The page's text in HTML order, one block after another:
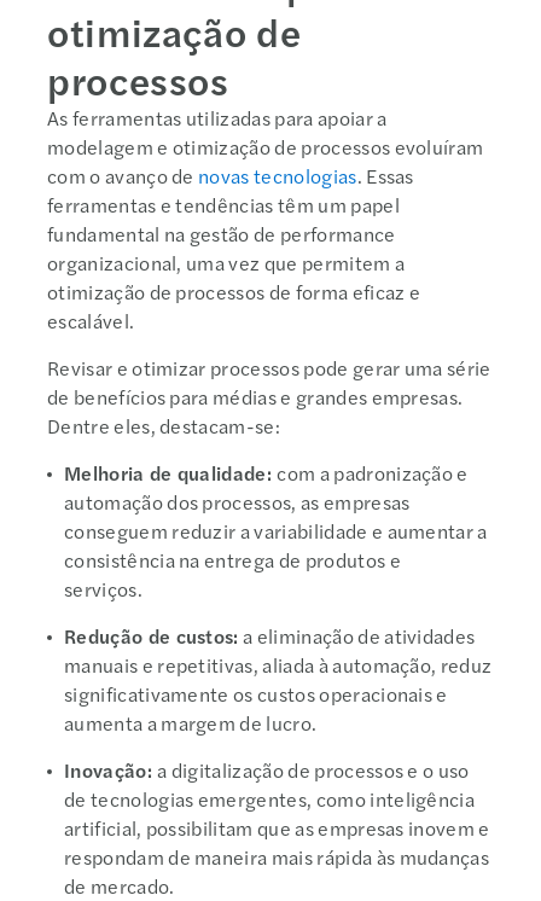
otimização de
processos
As ferramentas utilizadas para apoiar a
modelagem e otimização de processos evoluíram
com o avanço de novas tecnologias. Essas
ferramentas e tendências têm um papel
fundamental na gestão de performance
organizacional, uma vez que permitem a
otimização de processos de forma eficaz e
escalável.
Revisar e otimizar processos pode gerar uma série
de benefícios para médias e grandes empresas.
Dentre eles, destacam-se:
Melhoria de qualidade:com a padronização e
automação dos processos, as empresas
conseguem reduzir a variabilidade e aumentar a
consistência na entrega de produtos e
serviços.
Redução de custos: a eliminação de atividades
manuais e repetitivas, aliada à automação, reduz
significativamente os custos operacionais e
aumenta a margem de lucro.
Inovação:a digitalização de processos e o uso
de tecnologias emergentes, como inteligência
artificial, possibilitam que as empresas inovem e
respondam de maneira mais rápida às mudanças
de mercado.